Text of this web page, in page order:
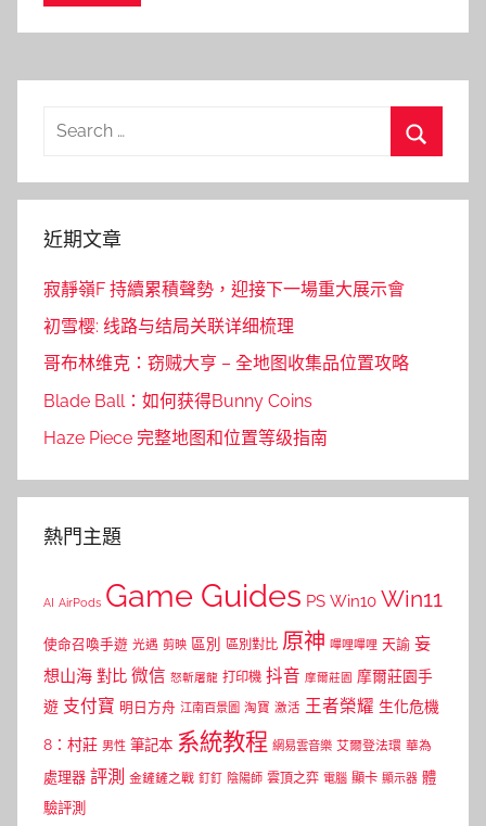
Search
近期文章
寂靜嶺F 持續累積聲勢，迎接下一場重大展示會
初雪樱: 线路与结局关联详细梳理
哥布林维克：窃贼大亨 – 全地图收集品位置攻略
Blade Ball：如何获得Bunny Coins
Haze Piece 完整地图和位置等级指南
熱門主題
AI AirPods Game Guides PS Win10 Win11
使命召喚手遊 光遇 剪映 區別 區別對比 原神 嗶哩嗶哩 天諭 妄
想山海 對比 微信 怒斬屠龍 打印機 抖音 摩爾莊園 摩爾莊園手
遊 支付寶 明日方舟 江南百景圖 淘寶 激活 王者榮耀 生化危機
8：村莊 男性 筆記本 系統教程 網易雲音樂 艾爾登法環 華為
處理器 評測 金鏟鏟之戰 釘釘 陰陽師 雲頂之弈 電腦 顯卡 顯示器 體
驗評測